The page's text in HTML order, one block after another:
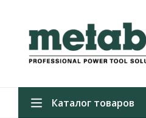
Каталог товаров